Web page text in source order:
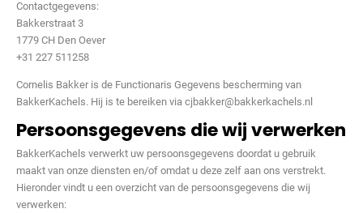
Contactgegevens:
Bakkerstraat 3
1779 CH Den Oever
+31 227 511258
Cornelis Bakker is de Functionaris Gegevens bescherming van
BakkerKachels. Hij is te bereiken via cjbakker@bakkerkachels.nl
Persoonsgegevens die wij verwerken
BakkerKachels verwerkt uw persoonsgegevens doordat u gebruik
maakt van onze diensten en/of omdat u deze zelf aan ons verstrekt.
Hieronder vindt u een overzicht van de persoonsgegevens die wij
verwerken: